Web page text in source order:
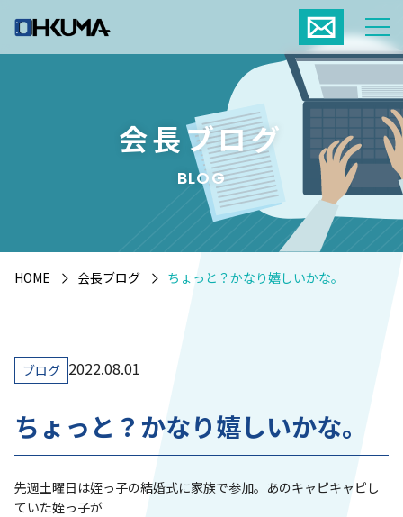
会長ブログ
BLOG
HOME 会長ブログ ちょっと？かなり嬉しいかな。
ブログ 2022.08.01
ちょっと？かなり嬉しいかな。
先週土曜日は姪っ子の結婚式に家族で参加。あのキャピキャピし
ていた姪っ子が